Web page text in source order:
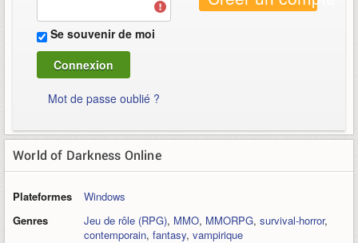
Se souvenir de moi
Mot de passe oublié ?
World of Darkness Online
Plateformes
Windows
Genres
Jeu de rôle (RPG), MMO, MMORPG, survival-horror,
contemporain, fantasy, vampirique